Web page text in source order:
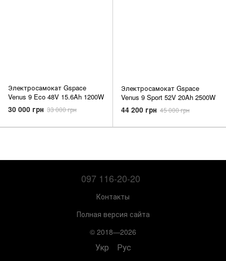
Электросамокат Gspace
Venus 9 Eco 48V 15.6Ah 1200W
30 000 грн 33 000 грн
Электросамокат Gspace
Venus 9 Sport 52V 20Ah 2500W
44 200 грн 45 000 грн
097 116-20-20
Контакты
Полная версия сайта
© 2018—2026
Укр Рус